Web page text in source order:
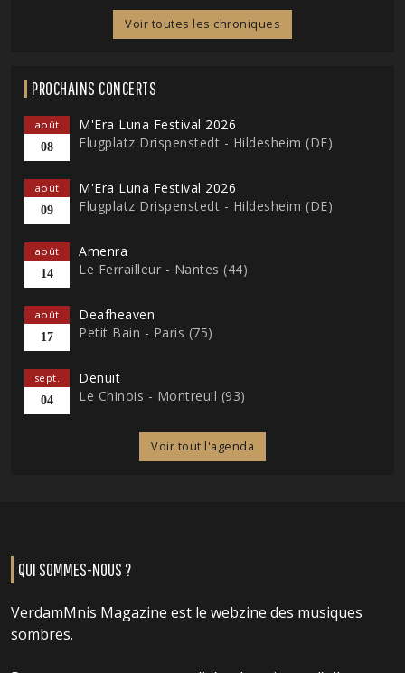
Voir toutes les chroniques
PROCHAINS CONCERTS
août
08
M'Era Luna Festival 2026
Flugplatz Drispenstedt - Hildesheim (DE)
août
09
M'Era Luna Festival 2026
Flugplatz Drispenstedt - Hildesheim (DE)
août
14
Amenra
Le Ferrailleur - Nantes (44)
août
17
Deafheaven
Petit Bain - Paris (75)
sept.
04
Denuit
Le Chinois - Montreuil (93)
Voir tout l'agenda
QUI SOMMES-NOUS ?
VerdamMnis Magazine est le webzine des musiques
sombres.